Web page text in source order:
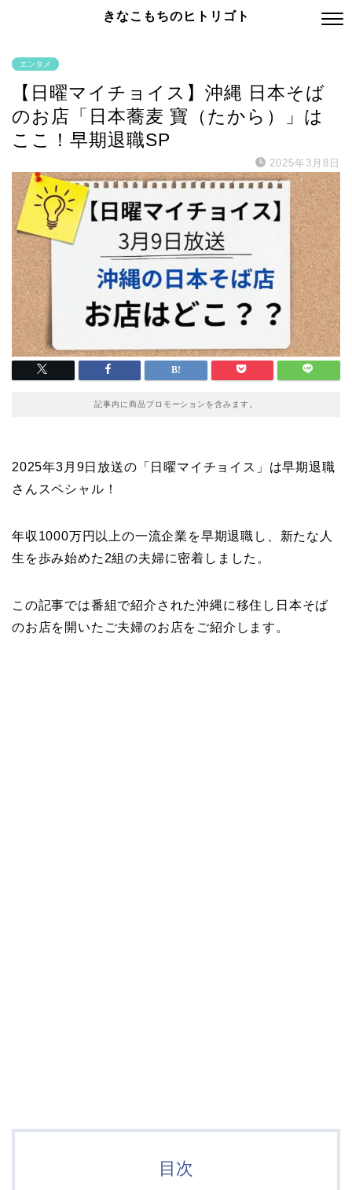
きなこもちのヒトリゴト
エンタメ
【日曜マイチョイス】沖縄 日本そば
のお店「日本蕎麦 寶（たから）」は
ここ！早期退職SP
2025年3月8日
記事内に商品プロモーションを含みます。
2025年3月9日放送の「日曜マイチョイス」は早期退職
さんスペシャル！
年収1000万円以上の一流企業を早期退職し、新たな人
生を歩み始めた2組の夫婦に密着しました。
この記事では番組で紹介された沖縄に移住し日本そば
のお店を開いたご夫婦のお店をご紹介します。
目次